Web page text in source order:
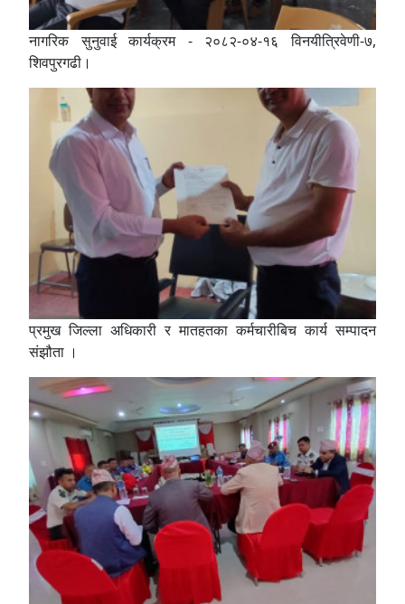
नागरिक सुनुवाई कार्यक्रम - २०८२-०४-१६ विनयीत्रिवेणी-७,
शिवपुरगढी।
प्रमुख जिल्ला अधिकारी र मातहतका कर्मचारीबिच कार्य सम्पादन
संझौता ।